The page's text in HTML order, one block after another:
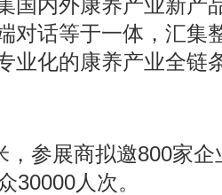
国内外康养产业新产
对话等于一体，汇集
业化的康养产业全链
，参展商拟邀800家
30000人次。